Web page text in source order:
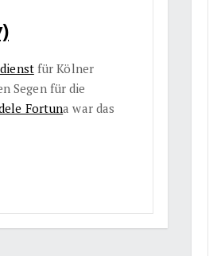
für Kölner
Segen für die
Fortuna war das